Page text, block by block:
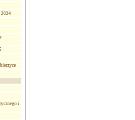
2024
i